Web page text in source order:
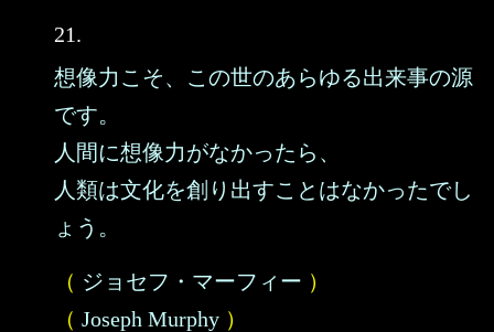
21.
想像力こそ、この世のあらゆる出来事の源
です。
人間に想像力がなかったら、
人類は文化を創り出すことはなかったでし
ょう。
（ ジョセフ・マーフィー ）
（ Joseph Murphy ）